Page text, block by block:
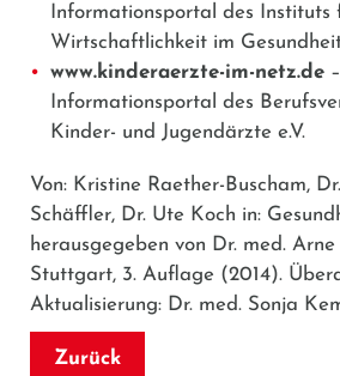
Informationsportal des
Wirtschaftlichkeit im
www.kinderaerzte-im-netz.de –
Informationsportal des
Kinder- und Jugendärzte e.V.
Von: Kristine Raether-Buscham,
Schäffler, Dr. Ute Koch in:
herausgegeben von Dr. med.
Stuttgart, 3. Auflage (2014).
Aktualisierung: Dr. med. Sonja
Zurück